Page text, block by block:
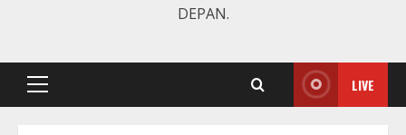
DEPAN.
Primary
LIVE